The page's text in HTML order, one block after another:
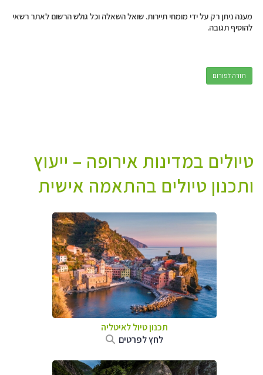
מענה ניתן רק על ידי מומחי תיירות. שואל השאלה וכל גולש הרשום לאתר רשאי
להוסיף תגובה.
חזרה לפורום
טיולים במדינות אירופה – ייעוץ
ותכנון טיולים בהתאמה אישית
תכנון טיול לאיטליה
לחץ לפרטים